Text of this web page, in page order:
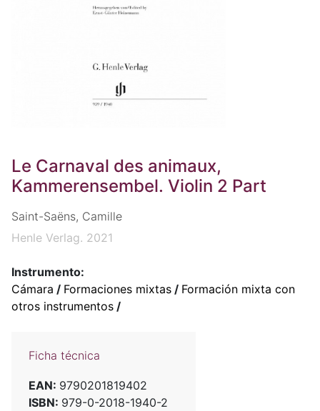
Le Carnaval des animaux,
Kammerensembel. Violin 2 Part
Saint-Saëns, Camille
Henle Verlag. 2021
Instrumento:
Cámara / Formaciones mixtas / Formación mixta con
otros instrumentos /
Ficha técnica
EAN: 9790201819402
ISBN: 979-0-2018-1940-2